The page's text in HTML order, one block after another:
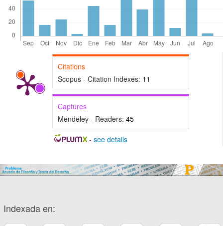
Citations
Scopus - Citation Indexes: 11
Captures
Mendeley - Readers: 45
- see details
Indexada en: